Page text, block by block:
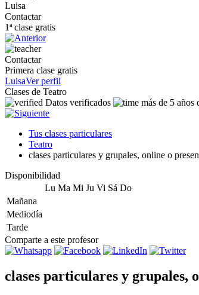
Luisa
Contactar
1ª clase gratis
Contactar
Primera clase gratis
LuisaVer perfil
Clases de Teatro
Datos verificados
más de 5 años
Tus clases particulares
Teatro
clases particulares y grupales, online o
Disponibilidad
Lu Ma Mi Ju Vi Sá Do
Mañana
Mediodía
Tarde
Comparte a este profesor
clases particulares y grupales,